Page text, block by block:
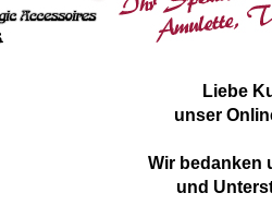
Liebe
unser
Wir bedanken
und